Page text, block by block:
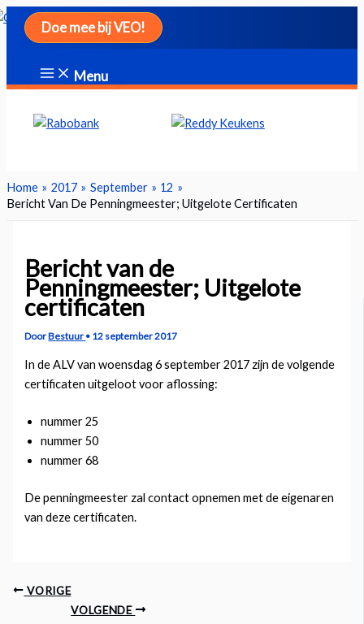
Ga
naar
inhoud
Doe mee bij VEO!
Menu
Home 2017 September
12
Bericht Van De Penningmeester; Uitgelote Certificaten
Bericht van de
Penningmeester; Uitgelote
certificaten
DoorBestuur • 12 september 2017
In de ALV van woensdag 6 september 2017 zijn de volgende
certificaten uitgeloot voor aflossing:
nummer 25
nummer 50
nummer 68
De penningmeester zal contact opnemen met de eigenaren
van deze certificaten.
VORIGE
VOLGENDE